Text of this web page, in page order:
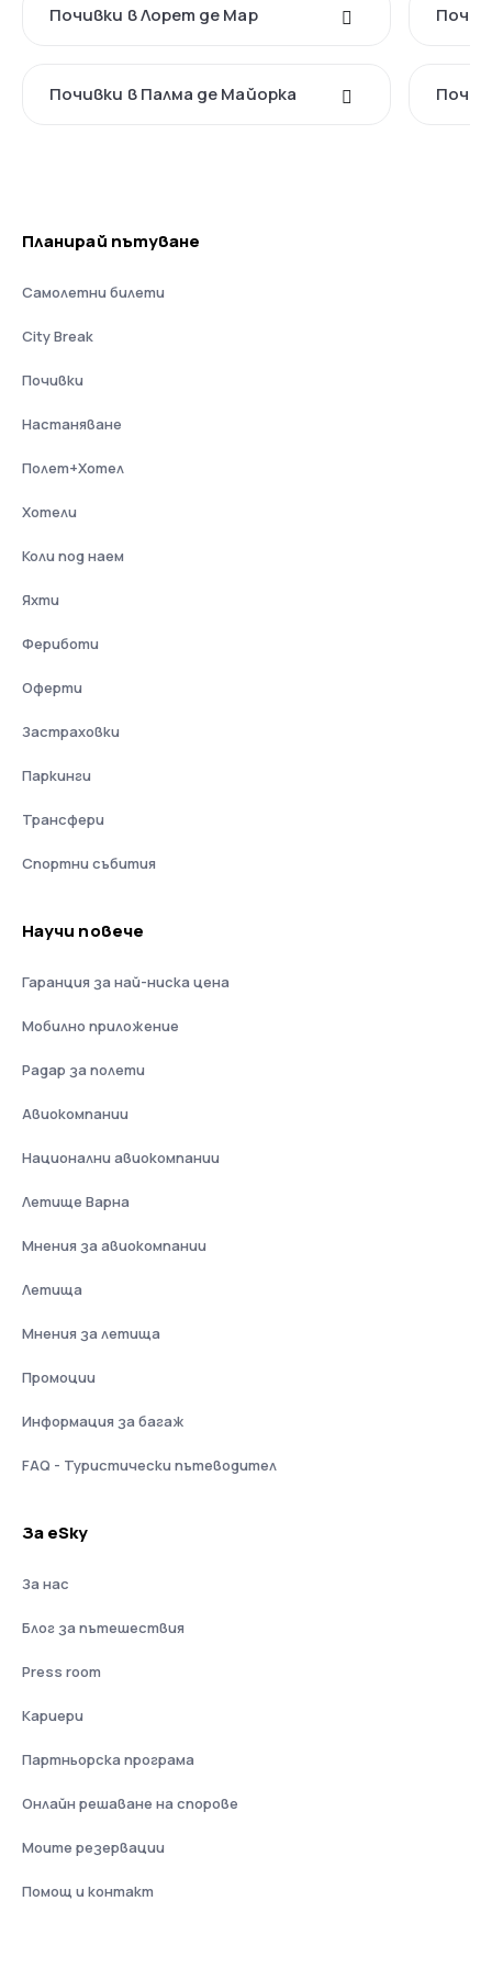
Почивки в Лорет де Мар
Почивки в Палма де Майорка
Планирай пътуване
Самолетни билети
City Break
Почивки
Настаняване
Полет+Хотел
Хотели
Коли под наем
Яхти
Фериботи
Оферти
Застраховки
Паркинги
Трансфери
Спортни събития
Научи повече
Гаранция за най-ниска цена
Мобилно приложение
Радар за полети
Авиокомпании
Национални авиокомпании
Летище Варна
Мнения за авиокомпании
Летища
Мнения за летища
Промоции
Информация за багаж
FAQ - Туристически пътеводител
За eSky
За нас
Блог за пътешествия
Press room
Кариери
Партньорска програма
Онлайн решаване на спорове
Моите резервации
Помощ и контакт